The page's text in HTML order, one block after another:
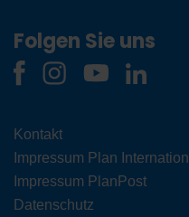
Folgen Sie uns
Kontakt
Impressum Plan
Impressum PlanPost
Datenschutz